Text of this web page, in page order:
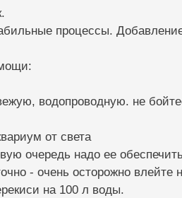
процессы.
водопроводную. не
от света
очередь надо ее
- очень осторожно влейте
на 100 л воды.